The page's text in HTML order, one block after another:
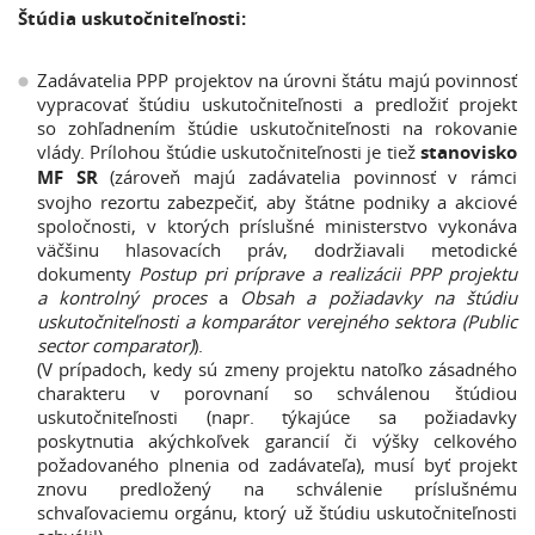
Štúdia uskutočniteľnosti:
Zadávatelia PPP projektov na úrovni štátu majú povinnosť
vypracovať štúdiu uskutočniteľnosti a predložiť projekt
so zohľadnením štúdie uskutočniteľnosti na rokovanie
vlády. Prílohou štúdie uskutočniteľnosti je tiež stanovisko
MF SR(zároveň majú zadávatelia povinnosť v rámci
svojho rezortu zabezpečiť, aby štátne podniky a akciové
spoločnosti, v ktorých príslušné ministerstvo vykonáva
väčšinu hlasovacích práv, dodržiavali metodické
dokumenty Postup pri príprave a realizácii PPP projektu
a kontrolný proces a Obsah a požiadavky na štúdiu
uskutočniteľnosti a komparátor verejného sektora (Public
sector comparator)).
(V prípadoch, kedy sú zmeny projektu natoľko zásadného
charakteru v porovnaní so schválenou štúdiou
uskutočniteľnosti (napr. týkajúce sa požiadavky
poskytnutia akýchkoľvek garancií či výšky celkového
požadovaného plnenia od zadávateľa), musí byť projekt
znovu predložený na schválenie príslušnému
schvaľovaciemu orgánu, ktorý už štúdiu uskutočniteľnosti